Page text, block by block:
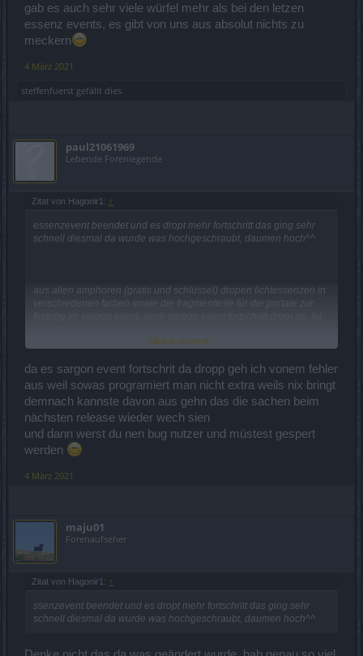
gab es auch sehr viele würfel mehr als bei den letzen
essenz events, es gibt von uns aus absolut nichts zu
meckern
4 März 2021
steffenfuerst gefällt dies.
paul21061969
Lebende Forenlegende
Zitat von Hagonir1: ↑
essenzevent beendet und es dropt mehr fortschritt das ging sehr
schnell diesmal da wurde was hochgeschraubt, daumen hoch^^
aus allen amphoren (gratis und schlüssel) dropen lichtessenzen in
verschiedenen farben sowie die fragmentteile für die portale zur
es werden jetzt wieder leute meckern was die sargon sachen da im
da zum einen fragmentteile nr4 gedropt sind die ich brauche und
besonders die lichtessenzen kann man nebenbei fürs kommende
event sammeln, also doppelt abkassiert
da sargon eh ein wiederholendes event ist find ich das gut das man
in dem event schon etwas vorfarmen kann nebenbei.
sollte das ein fehler sein und nicht gewollt hoffe ich das bp das so
lässt da ich eh lichtessenzen brauche, und andere denk ich auch
bemängeln.
beendet haben wir es in knapp 3 stunden auf infernal, gnadenlos
haben wir eine runde gemacht hat sich aber nicht gelohnt vom
event macht wieder spass da es zum einen schnell beendet ist und
Click to expand...
da es sargon event fortschrit da dropp geh ich vonem fehler
aus weil sowas programiert man nicht extra weils nix bringt
demnach kannste davon aus gehn das die sachen beim
nächsten release wieder wech sien
und dann werst du nen bug nutzer und müstest gespert
werden
4 März 2021
maju01
Forenaufseher
Zitat von Hagonir1: ↑
ssenzevent beendet und es dropt mehr fortschritt das ging sehr
schnell diesmal da wurde was hochgeschraubt, daumen hoch^^